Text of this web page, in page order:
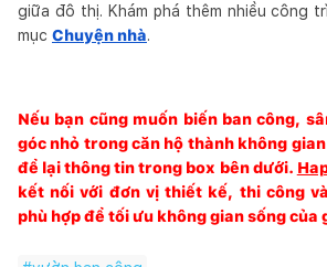
giữa đô thị. Khám phá thêm nhiều công
mục Chuyện nhà.
Nếu bạn cũng muốn biến ban công,
góc nhỏ trong căn hộ thành không
để lại thông tin trong box bên dưới.
kết nối với đơn vị thiết kế, thi công
phù hợp để tối ưu không gian sống của